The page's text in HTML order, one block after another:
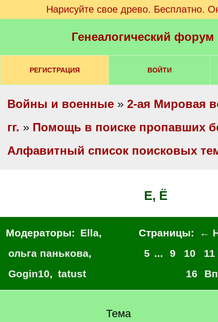
Нарисуйте свое древо. Бесплатно.
Генеалогический
РЕГИСТРАЦИЯ ВОЙТИ
Войны и военные » 2-ая Мировая
гг. » Помощь в поиске пропавших
Алфавитный список поисковых
Е, Ё
Модераторы: Ella,
ольга панькова,
Gogin10, tatust
Страницы:
←
5 ... 9 10
11
16
Тема